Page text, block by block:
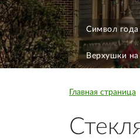
Символ года
Верхушки на
Главная страница